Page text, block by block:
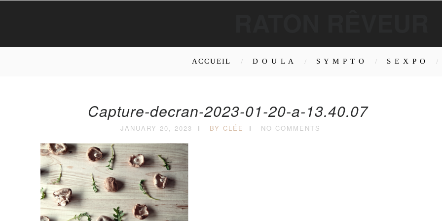
ACCUEIL D O U L A S Y M P T O S E X P O
Capture-decran-2023-01-20-a-13.40.07
JANUARY 20, 2023 BY CLÉE NO COMMENTS